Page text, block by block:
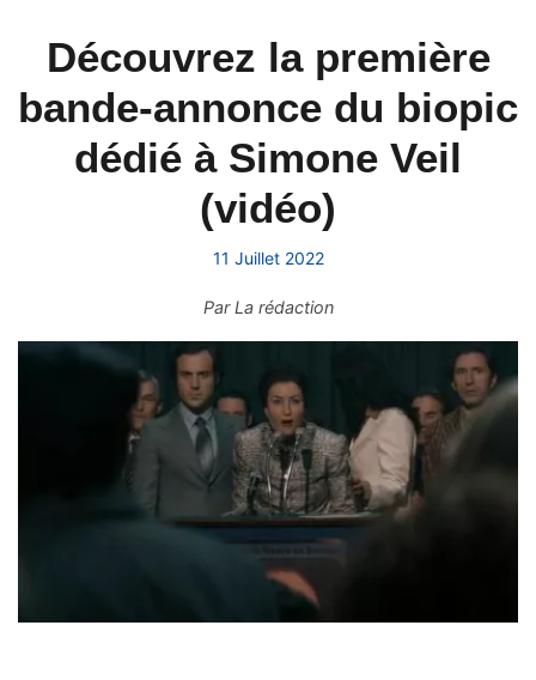
Découvrez la première
bande-annonce du biopic
dédié à Simone Veil
(vidéo)
11 Juillet 2022
ParLa rédaction